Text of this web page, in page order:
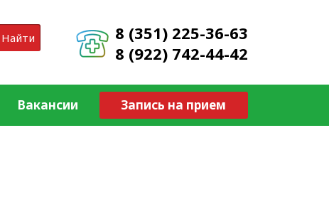
8 (351) 225-36-63
8 (922) 742-44-42
Найти
Запись на прием
Вакансии